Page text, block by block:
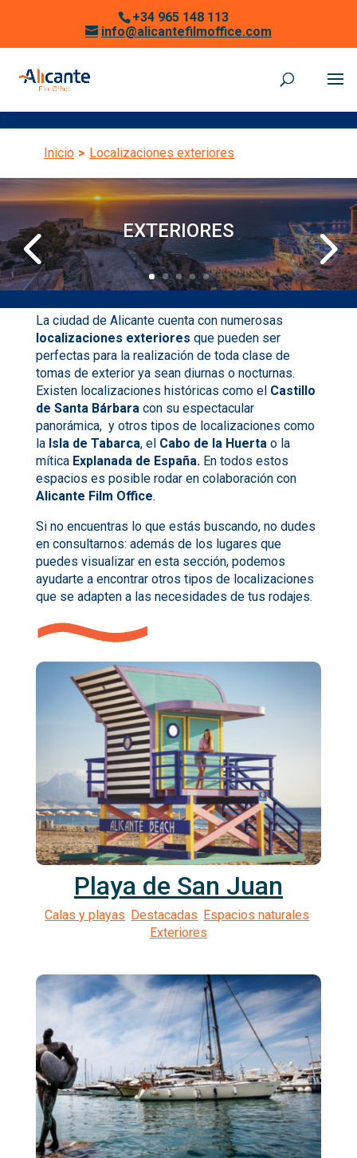
+34 965 148 113
info@alicantefilmoffice.com
1
Inicio > Localizaciones exteriores
EXTERIORES
La ciudad de Alicante cuenta con numerosas
localizaciones exteriores que pueden ser
perfectas para la realización de toda clase de
tomas de exterior ya sean diurnas o nocturnas.
Existen localizaciones históricas como el Castillo
de Santa Bárbaracon su espectacular
panorámica, y otros tipos de localizaciones como
la Isla de Tabarca, el Cabo de la Huertao la
mítica Explanada de España.En todos estos
espacios es posible rodar en colaboración con
Alicante Film Office.
Si no encuentras lo que estás buscando, no dudes
en consultarnos: además de los lugares que
puedes visualizar en esta sección, podemos
ayudarte a encontrar otros tipos de localizaciones
que se adapten a las necesidades de tus rodajes.
Playa de San Juan